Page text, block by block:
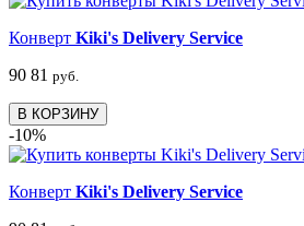
Конверт Kiki's Delivery Service
90 81 руб.
В КОРЗИНУ
-10%
Конверт Kiki's Delivery Service